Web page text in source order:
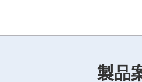
製品